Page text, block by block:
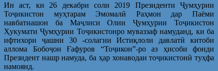
Ин аст, ки 26 декабри соли 2019 Президенти Ҷумҳурии
Тоҷикистон муҳтарам Эмомалӣ Раҳмон дар Паёми
навбатиашон ба Маҷлиси Олии Ҷумҳурии Тоҷикистон
Ҳукумати Ҷумҳурии Тоҷикистонро муваззаф намуданд, ки ба
ифтихори ҷашни 30 -солагии Истиқлоли давлатӣ китоби
аллома Бобоҷон Ғафуров “Тоҷикон”-ро аз ҳисоби фонди
Президент нашр намуда, ба ҳар хонаводаи тоҷикистонӣ туҳфа
намоянд.